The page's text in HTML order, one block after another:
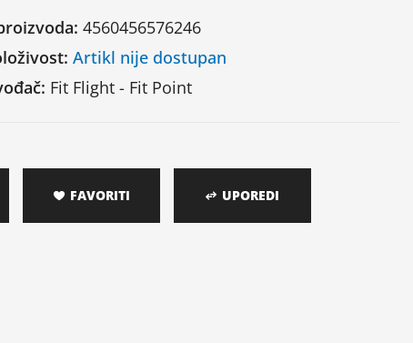
4560456576246
Artikl nije dostupan
Fit Flight - Fit Point
FAVORITI UPOREDI